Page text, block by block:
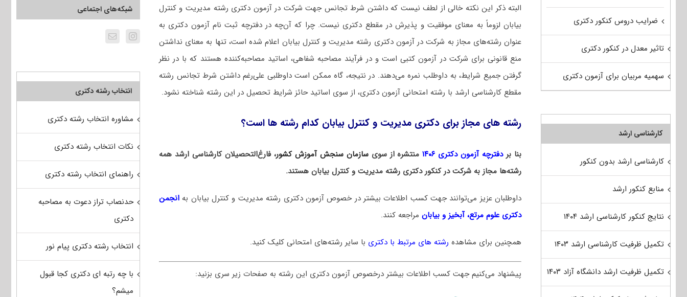
البته ذکر این نکته خالی از لطف نیست که داشتن شرط تجانس جهت شرکت در آزمون دکتری رشته مدیریت و کنترل
بیابان لزوماً به معنای موفقیت و پذیرش در مقطع دکتری نیست. چرا که آن‌چه در دفترچه ثبت نام آزمون دکتری به
عنوان رشته‌های مجاز به شرکت در آزمون دکتری رشته مدیریت و کنترل بیابان اعلام شده است، تنها به معنای نداشتن
منع قانونی برای شرکت در آزمون کتبی است و در فرآیند مصاحبه شفاهی، اساتید مصاحبه‌کننده هستند که با در نظر
گرفتن جمیع شرایط، به داوطلب نمره می‌دهند. در نتیجه، گاه ممکن است داوطلبی علی‌رغم داشتن شرط تجانس رشته
مقطع کارشناسی ارشد با رشته امتحانی آزمون دکتری، از سوی اساتید حائز شرایط تحصیل در این رشته شناخته نشود.
رشته های مجاز برای دکتری مدیریت و کنترل بیابان کدام رشته ها است؟
بنا بردفترچه آزمون دکتری ۱۴۰۶ منتشره از سویسازمان سنجش آموزش کشور، فارغ‌التحصیلان کارشناسی ارشد همه
رشته‌ها مجاز به شرکت در کنکور دکتری رشته مدیریت و کنترل بیابان هستند.
داوطلبان عزیز می‌توانند جهت کسب اطلاعات بیشتر در خصوص آزمون دکتری رشته مدیریت و کنترل بیابان بهانجمن
دکتری علوم مرتع، آبخیز و بیابان مراجعه کنند.
همچنین برای مشاهده رشته های مرتبط با دکتری با سایر رشته‌های امتحانی کلیک کنید.
پیشنهاد می‌کنیم جهت کسب اطلاعات بیشتر درخصوص آزمون دکتری این رشته به صفحات زیر سری بزنید:
شبکه‌های اجتماعی
انتخاب رشته دکتری
مشاوره انتخاب رشته دکتری
نکات انتخاب رشته دکتری
راهنمای انتخاب رشته دکتری
حدنصاب تراز دعوت به مصاحبه
دکتری
انتخاب رشته دکتری پیام نور
با چه رتبه ای دکتری کجا قبول
میشم؟
ضرایب دروس کنکور دکتری
تاثیر معدل در کنکور دکتری
سهمیه مربیان برای آزمون دکتری
کارشناسی ارشد
کارشناسی ارشد بدون کنکور
منابع کنکور ارشد
نتایج کنکور کارشناسی ارشد ۱۴۰۴
تکمیل ظرفیت کارشناسی ارشد ۱۴۰۳
تکمیل ظرفیت ارشد دانشگاه آزاد ۱۴۰۳